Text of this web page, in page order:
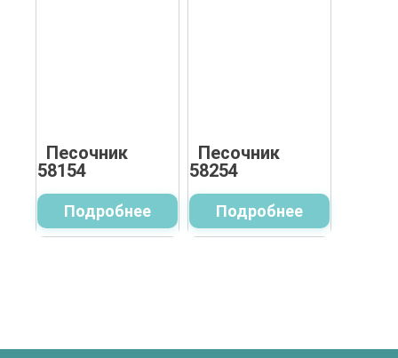
Песочник
58154
Подробнее
Песочник
58254
Подробнее